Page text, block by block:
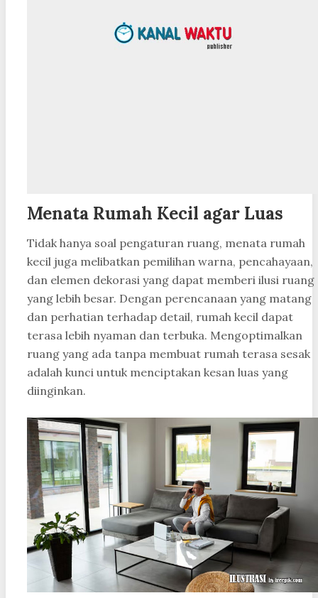
Menata Rumah Kecil agar Luas
Tidak hanya soal pengaturan ruang, menata rumah
kecil juga melibatkan pemilihan warna, pencahayaan,
dan elemen dekorasi yang dapat memberi ilusi ruang
yang lebih besar. Dengan perencanaan yang matang
dan perhatian terhadap detail, rumah kecil dapat
terasa lebih nyaman dan terbuka. Mengoptimalkan
ruang yang ada tanpa membuat rumah terasa sesak
adalah kunci untuk menciptakan kesan luas yang
diinginkan.